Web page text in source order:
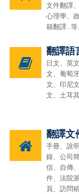
文件翻譯
心理學、
籍翻譯...等
翻譯語
日文、英
文、葡萄
文、印尼
文、土耳
翻譯文
手冊、說
錄、公司
信、自傳
件、法院
頁、訪問